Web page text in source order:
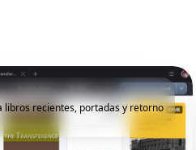
libros recientes, portadas y retorno